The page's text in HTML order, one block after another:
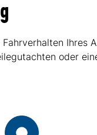
Ihres
oder